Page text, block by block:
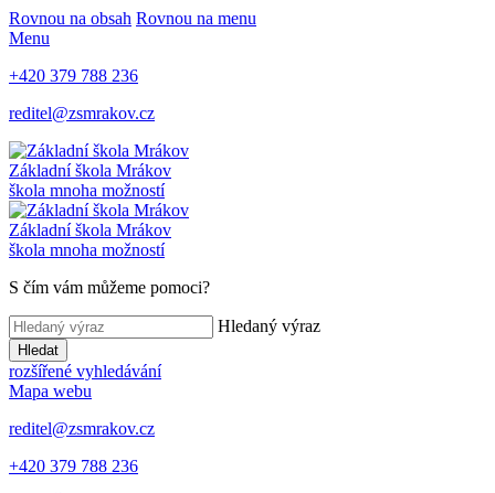
Rovnou na obsah Rovnou na menu
Menu
+420 379 788 236
reditel@zsmrakov.cz
Základní škola Mrákov
škola mnoha možností
Základní škola Mrákov
škola mnoha možností
S čím vám můžeme pomoci?
Hledaný výraz
Hledat
rozšířené vyhledávání
Mapa webu
reditel@zsmrakov.cz
+420 379 788 236